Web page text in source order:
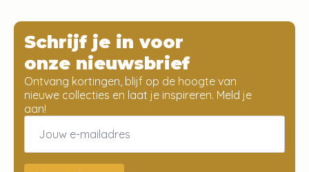
Schrijf je in voor
onze nieuwsbrief
Ontvang kortingen, blijf op de hoogte van
nieuwe collecties en laat je inspireren. Meld je
aan!
Email